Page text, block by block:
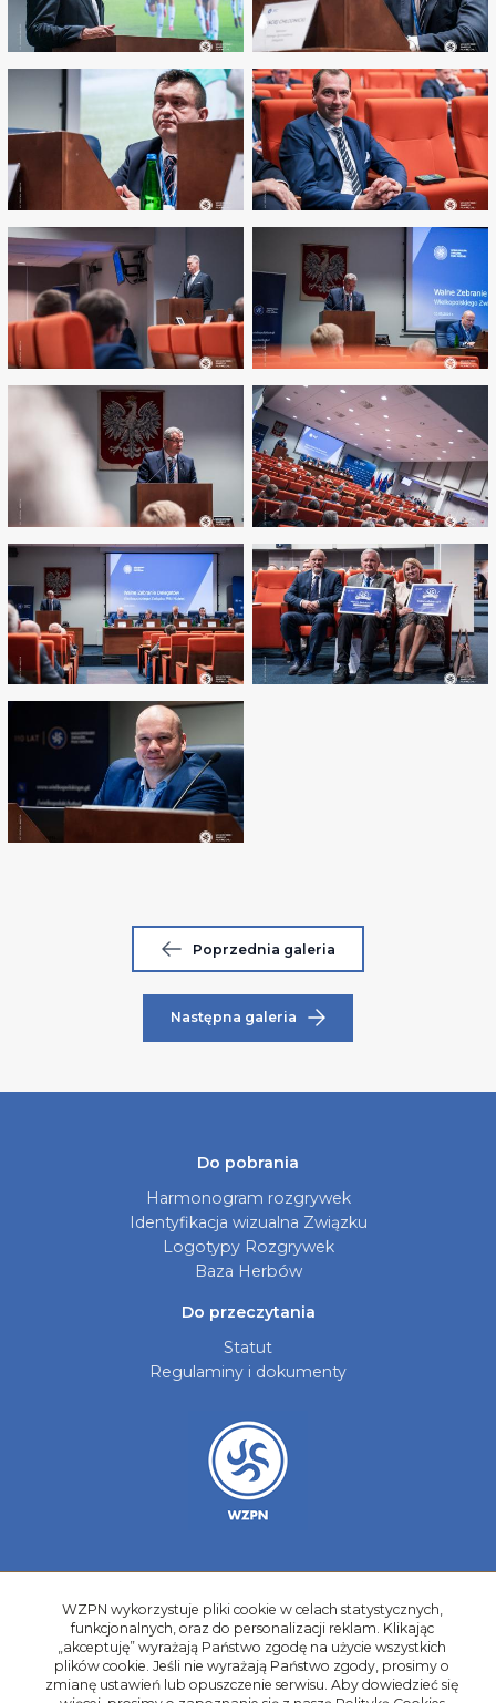
Poprzednia galeria
Następna galeria
Do pobrania
Harmonogram rozgrywek
Identyfikacja wizualna Związku
Logotypy Rozgrywek
Baza Herbów
Do przeczytania
Statut
Regulaminy i dokumenty
Galerie zdjęć
Kontakt
Kadry Regionów
WZPN wykorzystuje pliki cookie w celach statystycznych,
funkcjonalnych, oraz do personalizacji reklam. Klikając
„akceptuję” wyrażają Państwo zgodę na użycie wszystkich
plików cookie. Jeśli nie wyrażają Państwo zgody, prosimy o
zmianę ustawień lub opuszczenie serwisu. Aby dowiedzieć się